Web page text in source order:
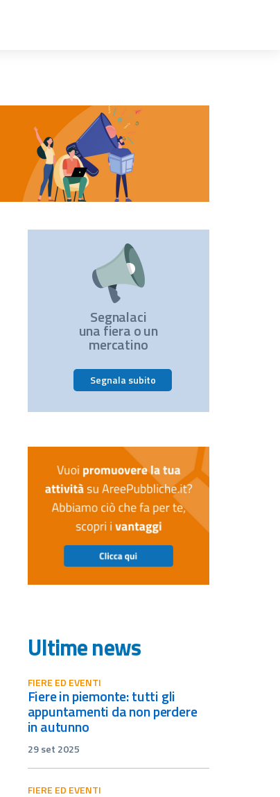
Segnalaci
una fiera o un
mercatino
Segnala subito
Ultime news
FIERE ED EVENTI
fiere in piemonte: tutti gli
appuntamenti da non perdere
in autunno
29 set 2025
FIERE ED EVENTI